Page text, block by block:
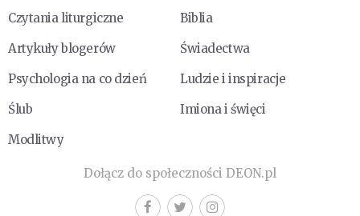
Czytania liturgiczne
Biblia
Artykuły blogerów
Świadectwa
Psychologia na co dzień
Ludzie i inspiracje
Ślub
Imiona i święci
Modlitwy
Dołącz do społeczności DEON.pl